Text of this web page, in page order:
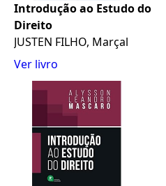
Introdução ao Estudo do
Direito
JUSTEN FILHO, Marçal
Ver livro